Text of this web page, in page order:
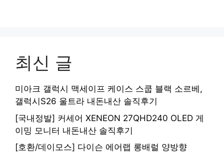
최신 글
미아크 갤럭시 맥세이프 케이스 스쿱 블랙 소르베,
갤럭시S26 울트라 내돈내산 솔직후기
[국내정발] 커세어 XENEON 27QHD240 OLED 게
이밍 모니터 내돈내산 솔직후기
[호환/데이모스] 다이슨 에어랩 롱배럴 양방향